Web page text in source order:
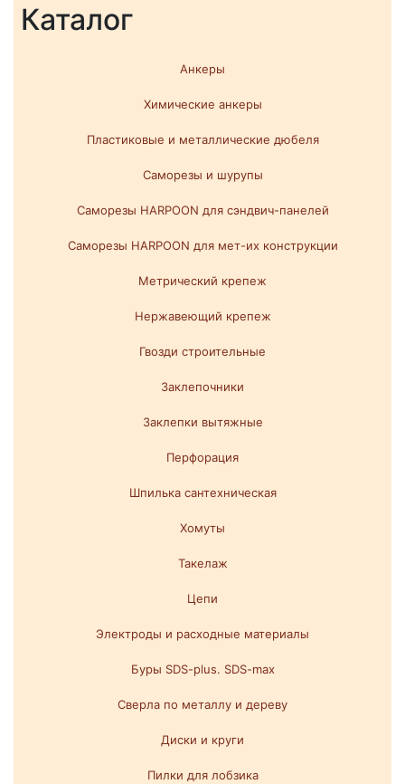
Каталог
Анкеры
Химические анкеры
Пластиковые и металлические дюбеля
Саморезы и шурупы
Саморезы HARPOON для сэндвич-панелей
Саморезы HARPOON для мет-их конструкции
Метрический крепеж
Нержавеющий крепеж
Гвозди строительные
Заклепочники
Заклепки вытяжные
Перфорация
Шпилька сантехническая
Хомуты
Такелаж
Цепи
Электроды и расходные материалы
Буры SDS-plus. SDS-max
Сверла по металлу и дереву
Диски и круги
Пилки для лобзика